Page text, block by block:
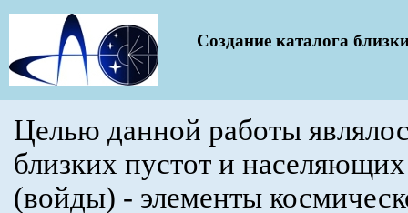
Создание каталога
Целью данной работы
близких пустот и
(войды) - элементы